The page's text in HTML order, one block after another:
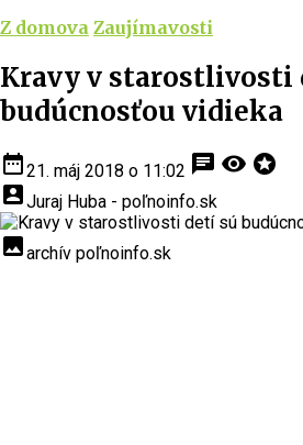
Z domova Zaujímavosti
Kravy v starostlivosti
budúcnosťou vidieka
date_range21. máj 2018 o 11:02 chat visibility stars
account_boxJuraj Huba - poľnoinfo.sk
insert_photoarchív poľnoinfo.sk